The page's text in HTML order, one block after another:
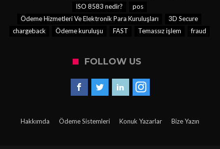
ISO 8583 nedir?
pos
Ödeme Hizmetleri Ve Elektronik Para Kuruluşları
3D Secure
chargeback
Ödeme kuruluşu FAST Temassız işlem fraud
FOLLOW US
Hakkımda Ödeme Sistemleri Konuk Yazarlar Bize Yazın